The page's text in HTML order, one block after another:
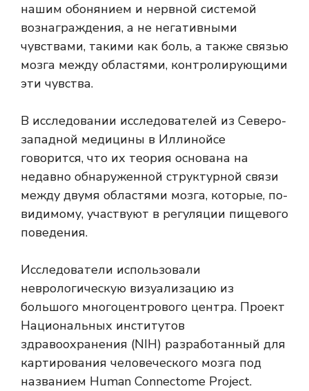
нашим обонянием и нервной системой
вознаграждения, а не негативными
чувствами, такими как боль, а также связью
мозга между областями, контролирующими
эти чувства.
В исследовании исследователей из Северо-
западной медицины в Иллинойсе
говорится, что их теория основана на
недавно обнаруженной структурной связи
между двумя областями мозга, которые, по-
видимому, участвуют в регуляции пищевого
поведения.
Исследователи использовали
неврологическую визуализацию из
большого многоцентрового центра. Проект
Национальных институтов
здравоохранения (NIH) разработанный для
картирования человеческого мозга под
названием Human Connectome Project.